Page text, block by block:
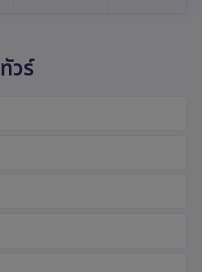
วร์